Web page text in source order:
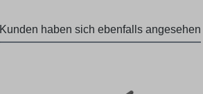
Kunden haben sich ebenfalls angesehen